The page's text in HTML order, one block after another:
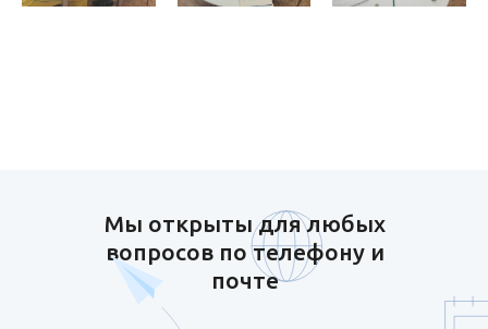
Мы открыты для любых
вопросов по телефону и
почте